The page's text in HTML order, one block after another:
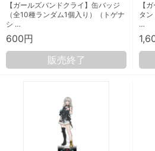
【ガールズバンドクライ】缶バッジ
（全10種ランダム1個入り）（トゲナ
シ …
600円
販売終了
【
タ
…